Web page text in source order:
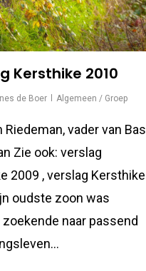
Kersthike 2010
de Boer Algemeen / Groep
Riedeman, vader van Bas
Zie ook: verslag
2009 , verslag Kersthike
oudste zoon was
naar passend